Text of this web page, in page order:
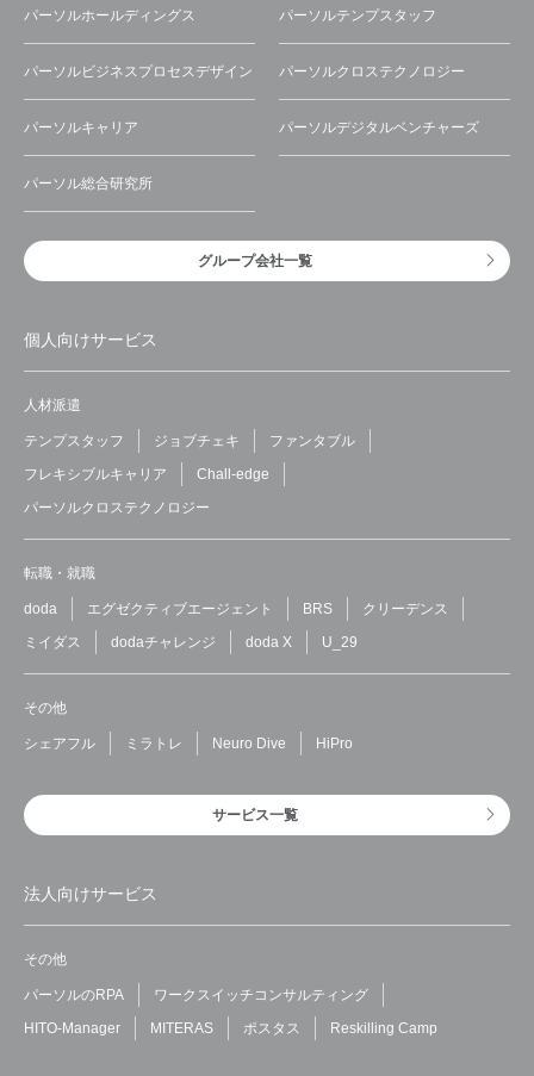
パーソルホールディングス パーソルテンプスタッフ
パーソルビジネスプロセスデザイン パーソルクロステクノロジー
パーソルキャリア パーソルデジタルベンチャーズ
パーソル総合研究所
グループ会社一覧
個人向けサービス
人材派遣
テンプスタッフ ジョブチェキ
ファンタブル
フレキシブルキャリア
Chall-edge
パーソルクロステクノロジー
転職・就職
doda エグゼクティブエージェント BRS
クリーデンス
ミイダス
dodaチャレンジ doda X U_29
その他
シェアフル ミラトレ Neuro Dive HiPro
サービス一覧
法人向けサービス
その他
パーソルのRPA
ワークスイッチコンサルティング
HITO-Manager
MITERAS ポスタス Reskilling Camp